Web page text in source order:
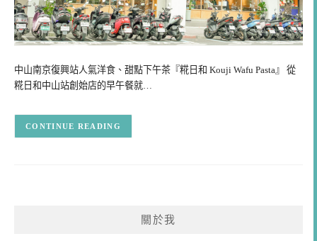
中山南京復興站人氣洋食、甜點下午茶『糀日和 Kouji Wafu Pasta』 從
糀日和中山站創始店的早午餐就…
CONTINUE READING
關於我